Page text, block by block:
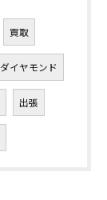
買取
ダイヤモンド
出張